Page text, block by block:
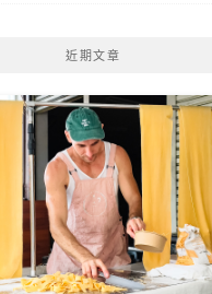
近期文章